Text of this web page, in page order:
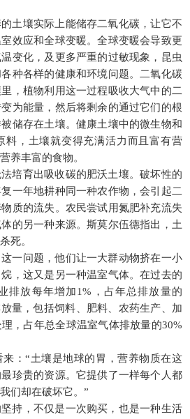
壤实际上能储存二氧化碳，让它不
效应和全球变暖。全球变暖会导致更
变化，及更多严重的过敏现象，昆虫
种各样的健康和环境问题。二氧化碳
，植物利用这一过程吸收大气中的二
为能量，然后将剩余的通过它们的根
储存在土壤。健康土壤中的微生物和
料，土壤就变得充满活力而且富有营
养丰富的食物。
育出吸收碳的肥沃土壤。破坏性的
一年地耕种同一种农作物，会引起二
质的流失。农民尝试用氮肥补充流失
的另一种来源。斯莫尔伍德指出，土
死。
问题，他们让一大群动物挤在一小
，这又是另一种温室气体。在过去的
排放每年增加1%，占年总排放量的
量，包括饲料、肥料、农药生产、加
，占年总全球温室气体排放量的30%
“土壤是地球的胃，营养物质在这
珍贵的资源。它提供了一样每个人都
们却在破坏它。”
，不仅是一次购买，也是一种生活